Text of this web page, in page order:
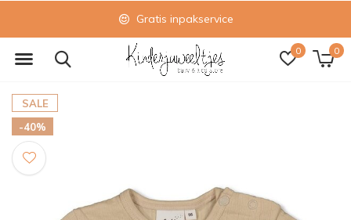
0 0
Gratis inpakservice
SALE
-40%